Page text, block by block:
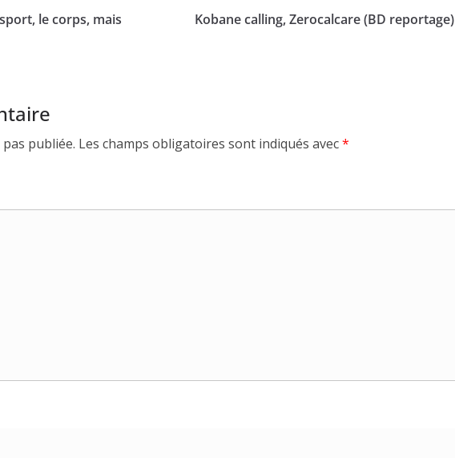
le corps, mais
Kobane calling, Zerocalcare (BD reportage)
publiée. Les champs obligatoires sont indiqués avec*